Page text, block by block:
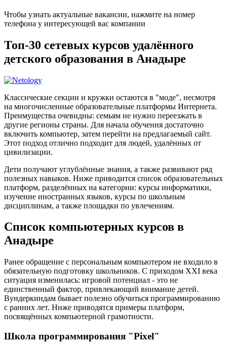
Чтобы узнать актуальные вакансии, нажмите на номер
телефона у интересующей вас компании
Топ-30 сетевых курсов удалённого
детского образования в Анадыре
Классические секции и кружки остаются в "моде", несмотря
на многочисленные образовательные платформы Интернета.
Преимущества очевидны: семьям не нужно переезжать в
другие регионы страны. Для начала обучения достаточно
включить компьютер, затем перейти на предлагаемый сайт.
Этот подход отлично подходит для людей, удалённых от
цивилизации.
Дети получают углублённые знания, а также развивают ряд
полезных навыков. Ниже приводится список образовательных
платформ, разделённых на категории: курсы информатики,
изучение иностранных языков, курсы по школьным
дисциплинам, а также площадки по увлечениям.
Список компьютерных курсов в
Анадыре
Ранее обращение с персональным компьютером не входило в
обязательную подготовку школьников. С приходом XXI века
ситуация изменилась: игровой потенциал - это не
единственный фактор, привлекающий внимание детей.
Вундеркиндам бывает полезно обучиться программированию
с ранних лет. Ниже приводятся примеры платформ,
посвящённых компьютерной грамотности.
Школа программирования "Pixel"